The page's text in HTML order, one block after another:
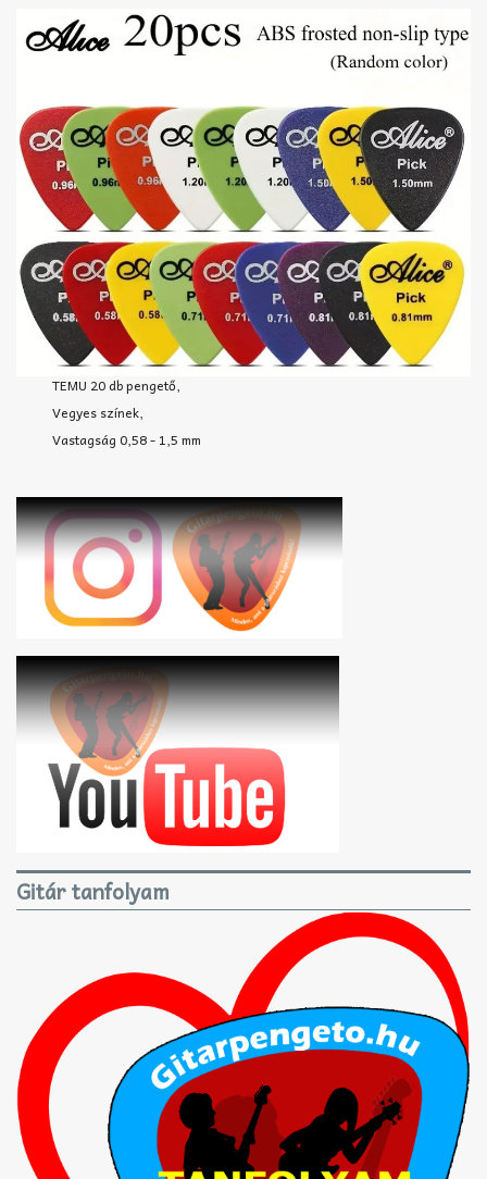
TEMU 20 db pengető,
Vegyes színek,
Vastagság 0,58 - 1,5 mm
Gitár tanfolyam